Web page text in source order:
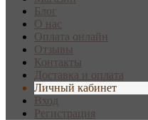
Блог
О нас
Оплата онлайн
Отзывы
Контакты
Доставка и оплата
Личный кабинет
Вход
Регистрация